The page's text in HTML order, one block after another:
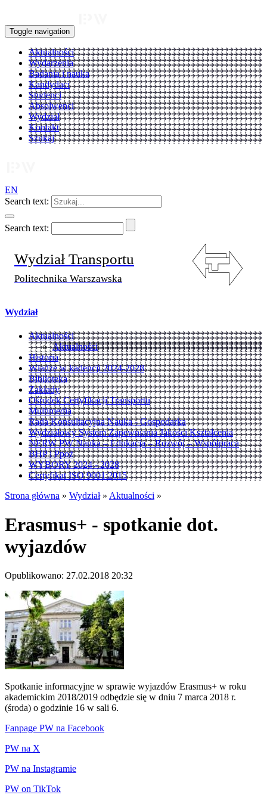
Toggle navigation
Aktualności
Wydarzenia
Badania i nauka
Kandydaci
Studenci
Absolwenci
Wydział
Kontakt
Szukaj
EN
Search text:
Search text:
Wydział Transportu
Politechnika Warszawska
Wydział
Aktualności
Aktualności
Historia
Władze w kadencji 2024-2028
Biblioteka
Zakłady
Ośrodek Certyfikacji Transportu
Multimedia
Rada Konsultacyjna Nauka - Gospodarka
Wydziałowy System Zapewniania Jakości Kształcenia
NERW PW Nauka – Edukacja – Rozwój – Współpraca
BHP i Ppoż
WYBORY 2024 - 2028
Certyfikat ISO 9001:2015
Strona główna » Wydział » Aktualności »
Erasmus+ - spotkanie dot.
wyjazdów
Opublikowano: 27.02.2018 20:32
Spotkanie informacyjne w sprawie wyjazdów Erasmus+ w roku
akademickim 2018/2019 odbędzie się w dniu 7 marca 2018 r.
(środa) o godzinie 16 w sali 6.
Fanpage PW na Facebook
PW na X
PW na Instagramie
PW on TikTok